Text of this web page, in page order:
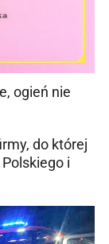
ogień nie
do której
i